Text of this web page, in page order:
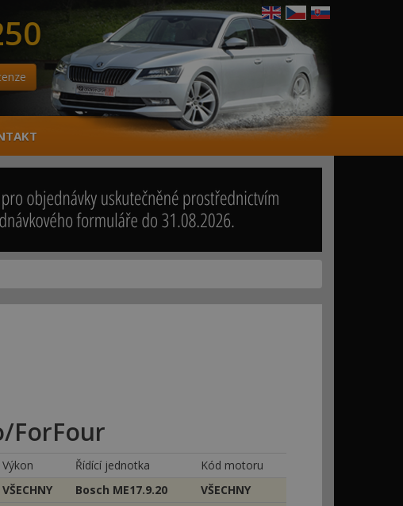
ForFour
Výkon Řídící jednotka
Kód motoru
VŠECHNY
Bosch ME17.9.20
VŠECHNY